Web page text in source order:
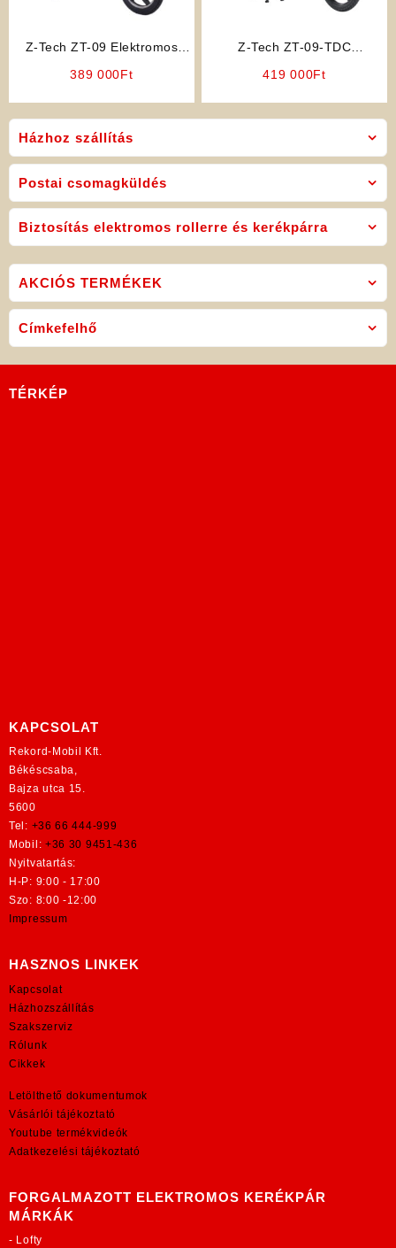
Házhoz szállítás
Postai csomagküldés
Biztosítás elektromos rollerre és kerékpárra
Z-Tech ZT-09 Elektromos
389 000Ft
Z-Tech ZT-09-TDC
419 000Ft
AKCIÓS TERMÉKEK
Címkefelhő
TÉRKÉP
KAPCSOLAT
Rekord-Mobil Kft.
Békéscsaba,
Bajza utca 15.
5600
Tel: +36 66 444-999
Mobil: +36 30 9451-436
Nyitvatartás:
H-P: 9:00 - 17:00
Szo: 8:00 -12:00
Impressum
HASZNOS LINKEK
Kapcsolat
Házhozszállítás
Szakszerviz
Rólunk
Cikkek
Letölthető dokumentumok
Vásárlói tájékoztató
Youtube termékvideók
Adatkezelési tájékoztató
FORGALMAZOTT ELEKTROMOS KERÉKPÁR
MÁRKÁK
- Lofty